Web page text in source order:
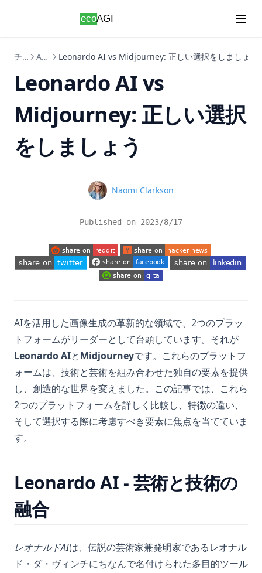
チュートリアル AIGC Leonardo AI vs Midjourney: 正しい選択をしましょう
Leonardo AI vs
Midjourney: 正しい選択
をしましょう
Name
Naomi Clarkson
Published on 2023/8/17
(opens in a new tab)(opens in a new tab)
(opens in a new tab)(opens in a new tab)
AIを活用した画像生成の革新的な領域で、2つのプラッ
トフォームがリーダーとして台頭しています。それが
Leonardo AIとMidjourneyです。これらのプラットフ
ォームは、技術と芸術を組み合わせた独自の要素を提供
し、創造的な世界を変えました。この記事では、これら
2つのプラットフォームを詳しく比較し、特徴の違い、
そして選択する際に考慮すべき要素に焦点を当てていま
す。
Leonardo AI - 芸術と技術の
融合
レオナルドAIは、伝説の芸術家兼発明家であるレオナル
ド・ダ・ヴィンチにちなんで名付けられた多目的ツール